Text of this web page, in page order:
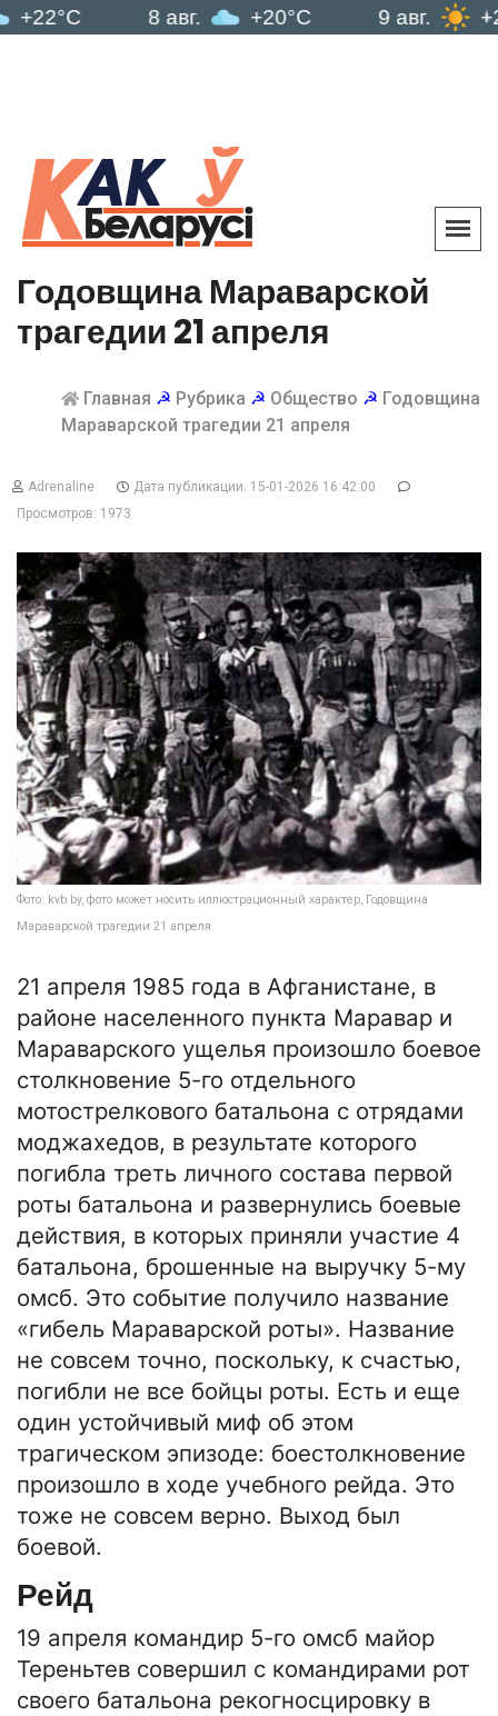
8 авг. +20°C 9 авг. +21°C
Годовщина Мараварской
трагедии 21 апреля
Главная ☭ Рубрика ☭ Общество ☭ Годовщина
Мараварской трагедии 21 апреля
Adrenaline
Дата публикации: 15-01-2026 16:42:00
Просмотров: 1973
Фото: kvb.by, фото может носить иллюстрационный характер, Годовщина
Мараварской трагедии 21 апреля
21 апреля 1985 года в Афганистане, в
районе населенного пункта Маравар и
Мараварского ущелья произошло боевое
столкновение 5-го отдельного
мотострелкового батальона с отрядами
моджахедов, в результате которого
погибла треть личного состава первой
роты батальона и развернулись боевые
действия, в которых приняли участие 4
батальона, брошенные на выручку 5-му
омсб. Это событие получило название
«гибель Мараварской роты». Название
не совсем точно, поскольку, к счастью,
погибли не все бойцы роты. Есть и еще
один устойчивый миф об этом
трагическом эпизоде: боестолкновение
произошло в ходе учебного рейда. Это
тоже не совсем верно. Выход был
боевой.
Рейд
19 апреля командир 5-го омсб майор
Тереньтев совершил с командирами рот
своего батальона рекогносцировку в